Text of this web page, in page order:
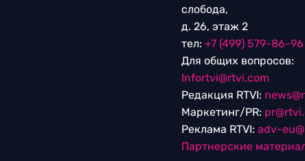
слобода,
д. 26, этаж 2
тел: +7 (499) 579-86-96
Для общих вопросов:
Infortvi@rtvi.com
Редакция RTVI:
Маркетинг/PR:
Реклама RTVI: adv-
Партнерские